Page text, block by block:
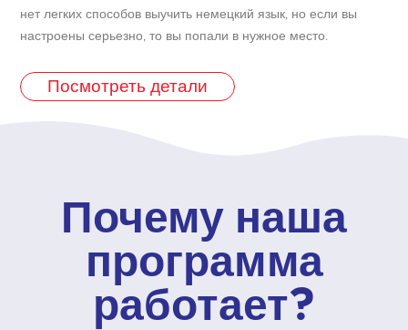
нет легких способов выучить немецкий язык, но если вы
настроены серьезно, то вы попали в нужное место.
Посмотреть детали
Почему наша
программа
работает?